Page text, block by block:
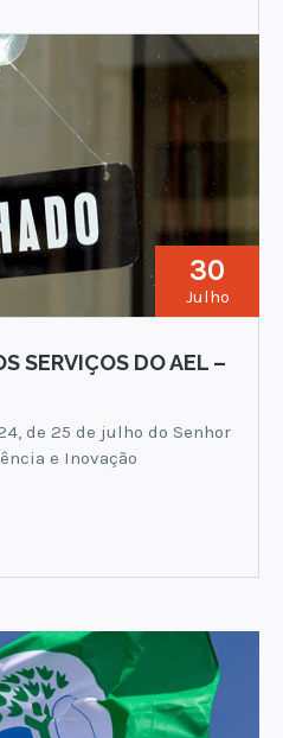
30
Julho
SERVIÇOS DO AEL –
de 25 de julho do Senhor
e Inovação